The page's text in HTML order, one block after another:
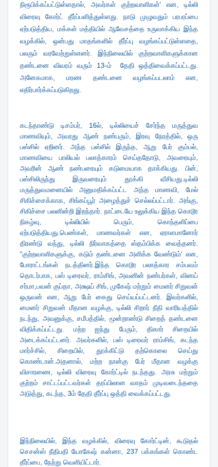
நிரூபிக்கப்பட்டுள்ளதால், அவர்கள் குற்றவாளிகள்' என, டில்லி
விரைவு கோர்ட் தீர்ப்பளித்துள்ளது. நாடு முழுவதும் பரபரப்பை
ஏற்படுத்திய, மக்கள் மத்தியில் ஆவேசத்தை உருவாக்கிய இந்த
வழக்கில், ஒன்பது மாதங்களில் தீர்ப்பு வழங்கப்பட்டுள்ளதை,
பலரும் வரவேற்றுள்ளனர். இந்நிலையில் குற்றவாளிகளுக்கான
தண்டனை விவரம் வரும் 13-ம்‌‌‌‌‌‌‌‌‌‌‌‌ ‌ தேதி ஒத்திவைக்கப்பட்டது.
அனேகமாக, மரண தண்டனை வழங்கப்படலாம் என,
எதிர்பார்க்கப்படுகிறது.
கடந்தாண்டு டிசம்பர், 16ல், டில்லியைச் சேர்ந்த மருத்துவ
மாணவியும், அவரது ஆண் நண்பரும், இரவு நேரத்தில், ஒரு
பஸ்சில் ஏறினர். அந்த பஸ்சில் இருந்த, ஆறு பேர் கும்பல்,
மாணவியை பாலியல் பலாத்காரம் செய்ததோடு, அவரையும்,
அவரின் ஆண் நண்பரையும் கடுமையாக தாக்கியது. பின்,
பஸ்சிலிருந்து இருவரையும் தூக்கி வீசியது.டில்லி
மருத்துவமனையில் அனுமதிக்கப்பட்ட அந்த மாணவி, மேல்
சிகிச்சைக்காக, சிங்கப்பூர் அழைத்துச் செல்லப்பட்டார். அங்கு,
சிகிச்சை பலனின்றி இறந்தார். நாட்டையே உலுக்கிய இந்த கொடூர
நிகழ்வு, டில்லியில் பெரும், கொந்தளிப்பை
ஏற்படுத்தியது.பெண்கள், மாணவர்கள் என, ஏராளமானோர்
திரண்டு வந்து, டில்லி நிர்வாகத்தை ஸ்தம்பிக்க வைத்தனர்.
"குற்றவாளிகளுக்கு, கடும் தண்டனை அளிக்க வேண்டும்' என,
போராட்டங்கள் நடத்தினர்.இந்த கொடூர பலாத்கார சம்பவம்
தொடர்பாக, பஸ் டிரைவர், ராம்சிங், அவனின் நண்பர்கள், வினய்
சர்மா,பவன் குப்தா, அக்ஷய் சிங், முகேஷ் மற்றும் மைனர் சிறுவன்
ஒருவன் என, ஆறு பேர் கைது செய்யப்பட்டனர். இவர்களில்,
மைனர் சிறுவன் மீதான வழக்கு, டில்லி சிறார் நீதி வாரியத்தில்
நடந்து, அவனுக்கு, சமீபத்தில், மூன்றாண்டு சிறைத் தண்டனை
விதிக்கப்பட்டது. மற்ற ஐந்து பேரும், திகார் சிறையில்
அடைக்கப்பட்டனர். அவர்களில், பஸ் டிரைவர் ராம்சிங், கடந்த
மார்ச்சில், சிறையில், தூக்கிட்டு தற்கொலை செய்து
கொண்டான்.அதனால், மற்ற நான்கு பேர் மீதான வழக்கு
விசாரணை, டில்லி விரைவு கோர்ட்டில் நடந்தது. அரசு மற்றும்
குற்றம் சாட்டப்பட்டவர்கள் தரப்பிலான வாதம் முடிவடைந்ததை
அடுத்து, கடந்த, 3ம் தேதி தீர்ப்பு ஒத்தி வைக்கப்பட்டது.
இந்நிலையில், இந்த வழக்கில், விரைவு கோர்ட்டின், கூடுதல்
செசன்ஸ் நீதிபதி யோகேஷ் கன்னா, 237 பக்கங்கள் கொண்ட
தீர்ப்பை, நேற்று வெளியிட்டார்.